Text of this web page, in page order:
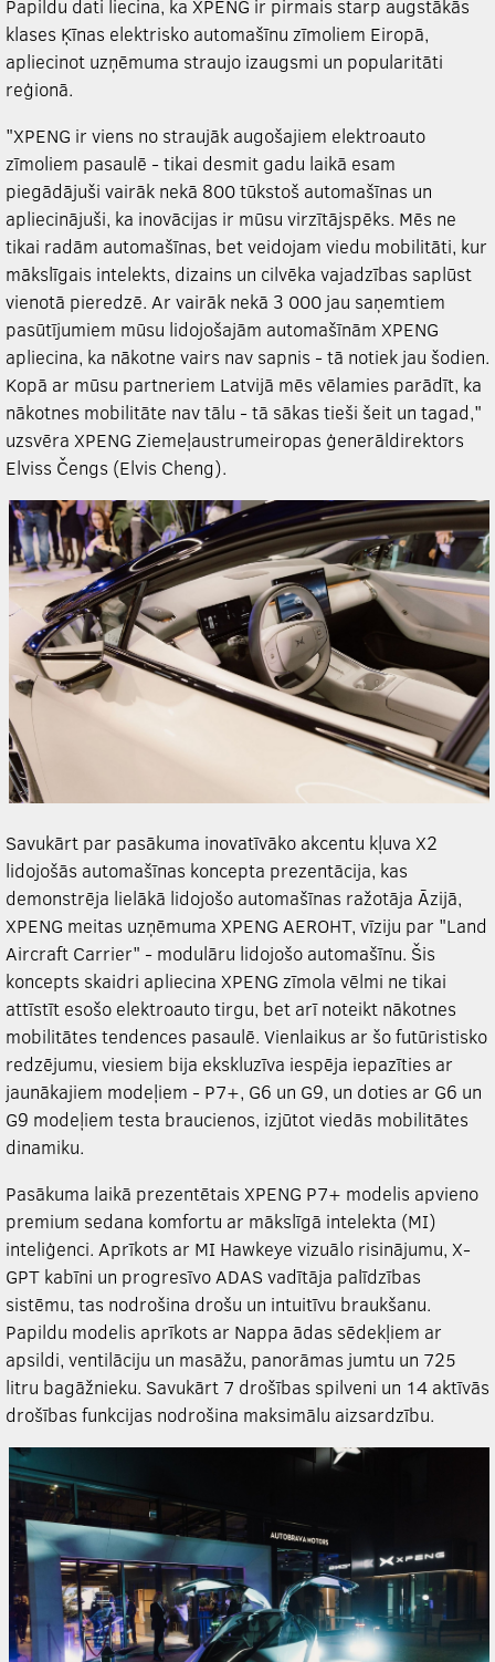
Papildu dati liecina, ka XPENG ir pirmais starp augstākās
klases Ķīnas elektrisko automašīnu zīmoliem Eiropā,
apliecinot uzņēmuma straujo izaugsmi un popularitāti
reģionā.
"XPENG ir viens no straujāk augošajiem elektroauto
zīmoliem pasaulē - tikai desmit gadu laikā esam
piegādājuši vairāk nekā 800 tūkstoš automašīnas un
apliecinājuši, ka inovācijas ir mūsu virzītājspēks. Mēs ne
tikai radām automašīnas, bet veidojam viedu mobilitāti, kur
mākslīgais intelekts, dizains un cilvēka vajadzības saplūst
vienotā pieredzē. Ar vairāk nekā 3 000 jau saņemtiem
pasūtījumiem mūsu lidojošajām automašīnām XPENG
apliecina, ka nākotne vairs nav sapnis - tā notiek jau šodien.
Kopā ar mūsu partneriem Latvijā mēs vēlamies parādīt, ka
nākotnes mobilitāte nav tālu - tā sākas tieši šeit un tagad,"
uzsvēra XPENG Ziemeļaustrumeiropas ģenerāldirektors
Elviss Čengs (Elvis Cheng).
Savukārt par pasākuma inovatīvāko akcentu kļuva X2
lidojošās automašīnas koncepta prezentācija, kas
demonstrēja lielākā lidojošo automašīnas ražotāja Āzijā,
XPENG meitas uzņēmuma XPENG AEROHT, vīziju par "Land
Aircraft Carrier" - modulāru lidojošo automašīnu. Šis
koncepts skaidri apliecina XPENG zīmola vēlmi ne tikai
attīstīt esošo elektroauto tirgu, bet arī noteikt nākotnes
mobilitātes tendences pasaulē. Vienlaikus ar šo futūristisko
redzējumu, viesiem bija ekskluzīva iespēja iepazīties ar
jaunākajiem modeļiem - P7+, G6 un G9, un doties ar G6 un
G9 modeļiem testa braucienos, izjūtot viedās mobilitātes
dinamiku.
Pasākuma laikā prezentētais XPENG P7+ modelis apvieno
premium sedana komfortu ar mākslīgā intelekta (MI)
inteliģenci. Aprīkots ar MI Hawkeye vizuālo risinājumu, X-
GPT kabīni un progresīvo ADAS vadītāja palīdzības
sistēmu, tas nodrošina drošu un intuitīvu braukšanu.
Papildu modelis aprīkots ar Nappa ādas sēdekļiem ar
apsildi, ventilāciju un masāžu, panorāmas jumtu un 725
litru bagāžnieku. Savukārt 7 drošības spilveni un 14 aktīvās
drošības funkcijas nodrošina maksimālu aizsardzību.